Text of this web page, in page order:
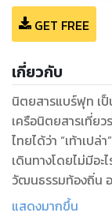
GET FREE
เกี่ยวกับ
นิตยสารแบร์ฟุท เป็
เครือนิตยสารเที่ย
ไทยได้ว่า “เท้าเป
เดินทางโดยไม่มีอ
วัฒนธรรมท้องถิ่น อ
กับผู้คน หรืออีกนัยห
แสดงมากขึ้น